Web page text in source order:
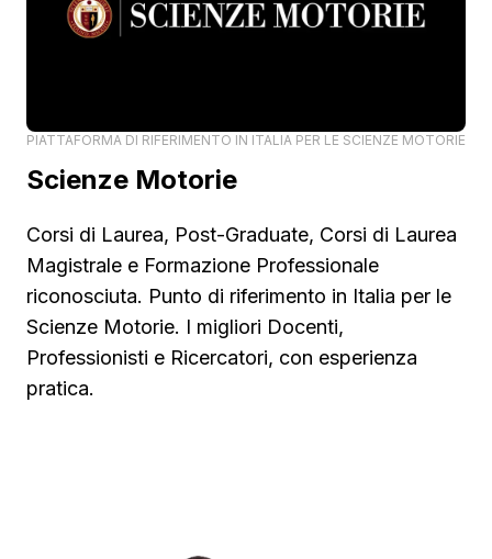
PIATTAFORMA DI RIFERIMENTO IN ITALIA PER LE SCIENZE MOTORIE
Scienze Motorie
Corsi di Laurea, Post-Graduate, Corsi di Laurea
Magistrale e Formazione Professionale
riconosciuta. Punto di riferimento in Italia per le
Scienze Motorie. I migliori Docenti,
Professionisti e Ricercatori, con esperienza
pratica.